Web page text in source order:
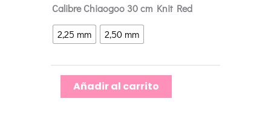
Calibre Chiaogoo 30 cm Knit Red
2,25 mm 2,50 mm
Agujas
Circulares
Fijas
Cortas
ChiaoGooAñadir al carrito